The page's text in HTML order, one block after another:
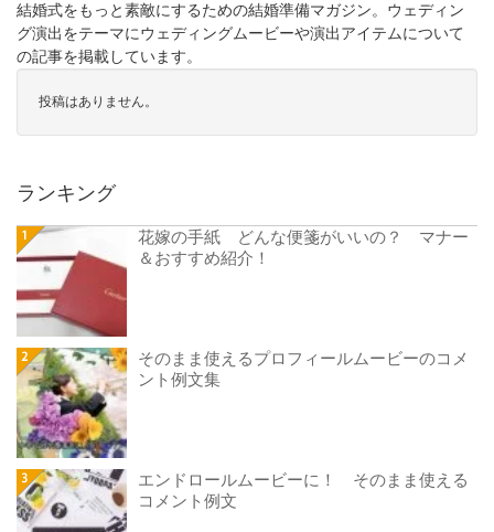
結婚式をもっと素敵にするための結婚準備マガジン。ウェディン
グ演出をテーマにウェディングムービーや演出アイテムについて
の記事を掲載しています。
投稿はありません。
ランキング
花嫁の手紙 どんな便箋がいいの？ マナー
＆おすすめ紹介！
そのまま使えるプロフィールムービーのコメ
ント例文集
エンドロールムービーに！ そのまま使える
コメント例文